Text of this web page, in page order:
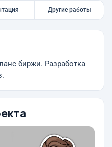
Другие работы
биржи. Разработка